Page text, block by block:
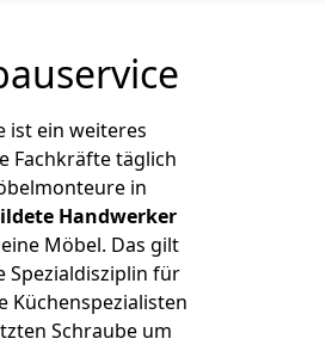
ist ein weiteres
Fachkräfte täglich
in
Handwerker
Möbel. Das gilt
Spezialdisziplin für
Küchenspezialisten
Schraube um